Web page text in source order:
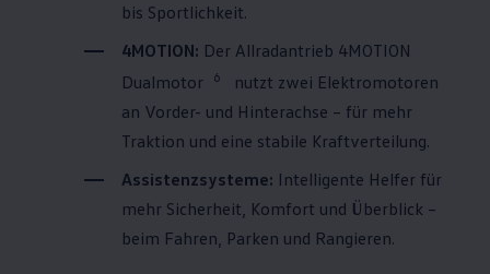
bis Sportlichkeit.
4MOTION: Der Allradantrieb 4MOTION
Dualmotor
6
nutzt zwei Elektromotoren
an Vorder- und Hinterachse – für mehr
Traktion und eine stabile Kraftverteilung.
Assistenzsysteme: Intelligente Helfer für
mehr Sicherheit, Komfort und Überblick –
beim Fahren, Parken und Rangieren.